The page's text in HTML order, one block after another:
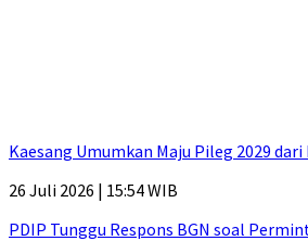
Kaesang Umumkan Maju Pileg 2029
26 Juli 2026 | 15:54 WIB
PDIP Tunggu Respons BGN soal